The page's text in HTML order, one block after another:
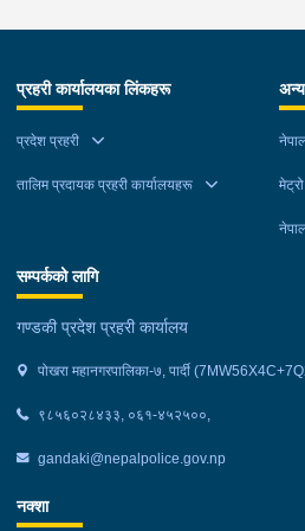
खटिएको प्रहरी टोलीले नियन्त्रणमा लिईएको
प्रहरी कार्यालयका लिंकहरू
प्रदेश प्रहरी
तालिम प्रदायक प्रहरी कार्यालयहरू
सम्पर्कको लागि
गण्डकी प्रदेश प्रहरी कार्यालय
पोखरा महानगरपालिका-७, पार्दी
९८५६०२८४३३, ०६१-४५२५००,
gandaki@nepalpolice.gov.np
नक्शा